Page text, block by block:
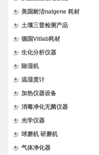
美国耐洁nalgene 耗材
土壤三普检测产品
德国Vitlab耗材
生化分析仪器
除湿机
温湿度计
加热仪器设备
消毒净化无菌仪器
光学仪器
球磨机 研磨机
气体净化器